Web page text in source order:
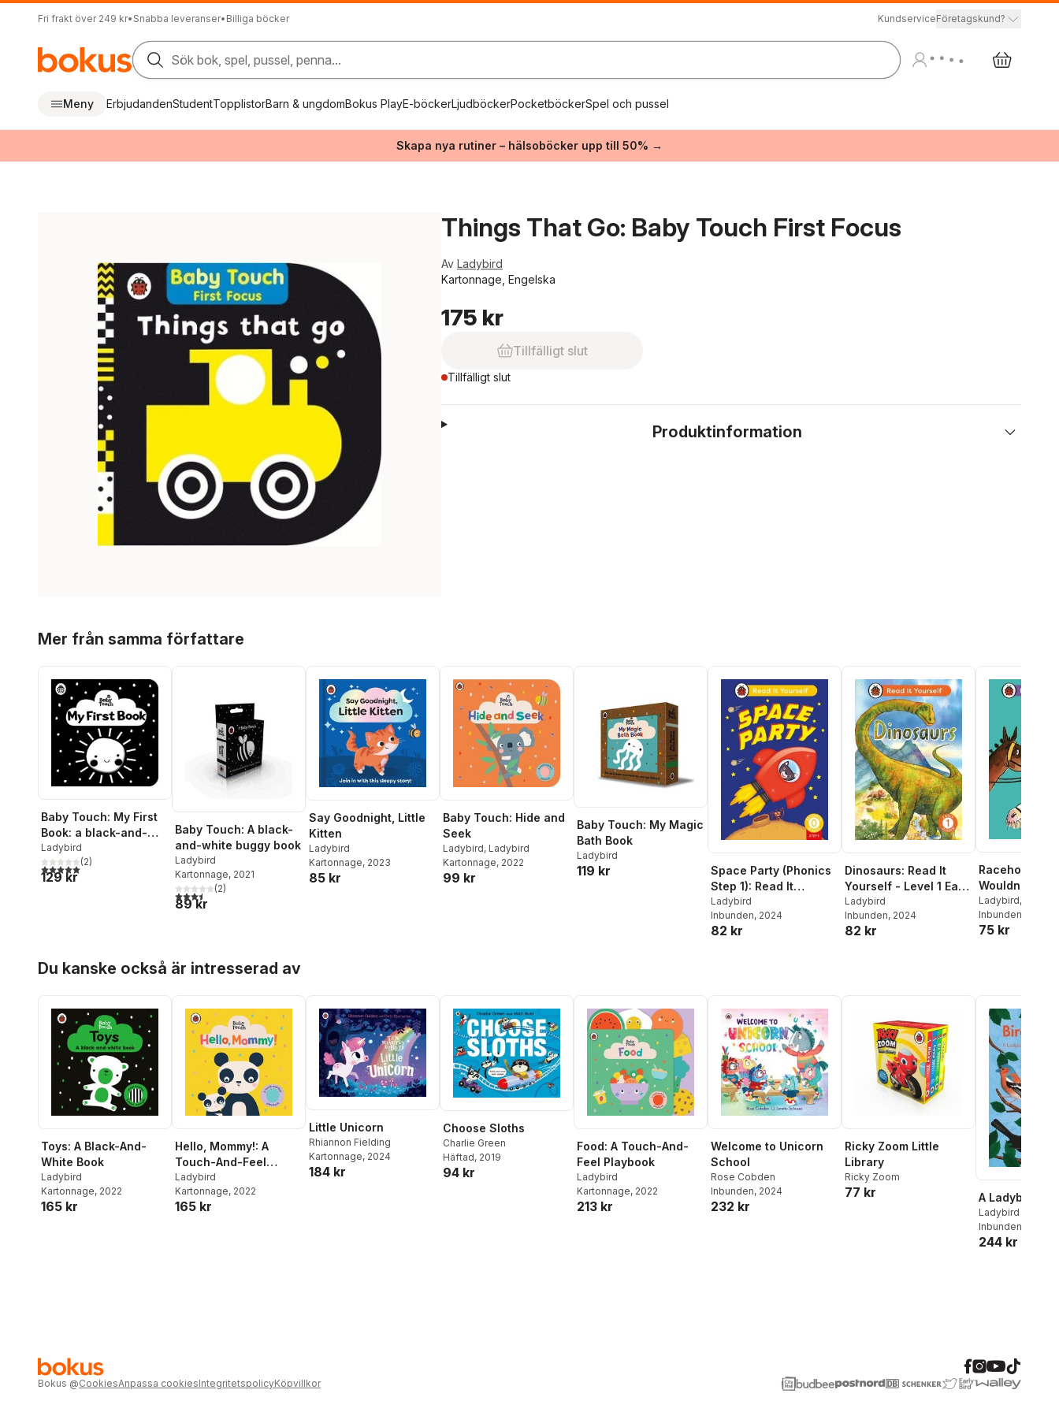
Fri frakt över 249 kr• Snabba leveranser• Billiga böcker KundserviceFöretagskund?
Sök bok, spel, pussel, penna...
Meny ErbjudandenStudentTopplistorBarn & ungdomBokus PlayE-böckerLjudböckerPocketböckerSpel och pussel
Skapa nya rutiner – hälsoböcker upp till 50% →
Things That Go: Baby Touch First Focus
Av Ladybird
Kartonnage, Engelska
175 kr
Tillfälligt slut
Tillfälligt slut
Produktinformation
Mer från samma författare
Baby Touch: My First
Book: a black-and-
white cloth book
Ladybird
5,0utav 5 stjärnor. Totalt antal röster:
(2)
129 kr
Baby Touch: A black-
and-white buggy book
Ladybird
Kartonnage, 2021
3,5utav 5 stjärnor. Totalt antal röster:
(2)
89 kr
Say Goodnight, Little
Kitten
Ladybird
Kartonnage, 2023
85 kr
Baby Touch: Hide and
Seek
Ladybird, Ladybird
Kartonnage, 2022
99 kr
Baby Touch: My Magic
Bath Book
Ladybird
119 kr
Space Party (Phonics
Step 1): Read It
Yourself - Level 0
Beginner Reader
Ladybird
Inbunden, 2024
82 kr
Dinosaurs: Read It
Yourself - Level 1 Early
Reader
Ladybird
Inbunden, 2024
82 kr
Racehorse
Wouldn't
It Yourself -
Fluent Reader
Ladybird,
Inbunden
75 kr
Du kanske också är intresserad av
Toys: A Black-And-
White Book
Ladybird
Kartonnage, 2022
165 kr
Hello, Mommy!: A
Touch-And-Feel
Playbook
Ladybird
Kartonnage, 2022
165 kr
Little Unicorn
Rhiannon Fielding
Kartonnage, 2024
184 kr
Choose Sloths
Charlie Green
Häftad, 2019
94 kr
Food: A Touch-And-
Feel Playbook
Ladybird
Kartonnage, 2022
213 kr
Welcome to Unicorn
School
Rose Cobden
Inbunden, 2024
232 kr
Ricky Zoom Little
Library
Ricky Zoom
77 kr A Ladybird
Ladybird
Inbunden
244 kr
Bokus @CookiesAnpassa cookiesIntegritetspolicyKöpvillkor